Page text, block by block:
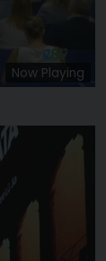
Now Playing